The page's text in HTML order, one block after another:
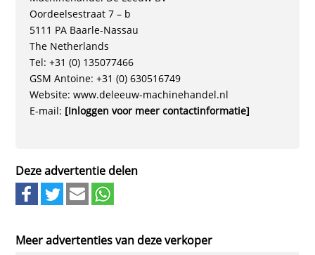
Oordeelsestraat 7 – b
5111 PA Baarle-Nassau
The Netherlands
Tel: +31 (0) 135077466
GSM Antoine: +31 (0) 630516749
Website: www.deleeuw-machinehandel.nl
E-mail: [Inloggen voor meer contactinformatie]
Deze advertentie delen
Meer advertenties van deze verkoper